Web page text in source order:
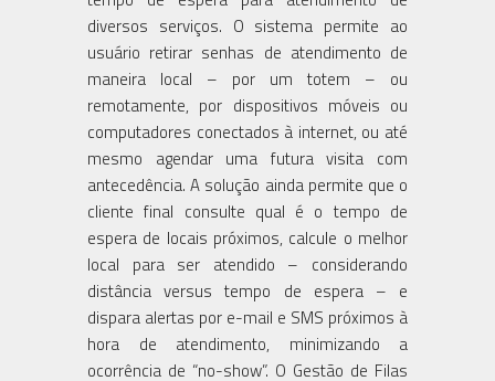
diversos serviços. O sistema permite ao
usuário retirar senhas de atendimento de
maneira local – por um totem – ou
remotamente, por dispositivos móveis ou
computadores conectados à internet, ou até
mesmo agendar uma futura visita com
antecedência. A solução ainda permite que o
cliente final consulte qual é o tempo de
espera de locais próximos, calcule o melhor
local para ser atendido – considerando
distância versus tempo de espera – e
dispara alertas por e-mail e SMS próximos à
hora de atendimento, minimizando a
ocorrência de “no-show”. O Gestão de Filas